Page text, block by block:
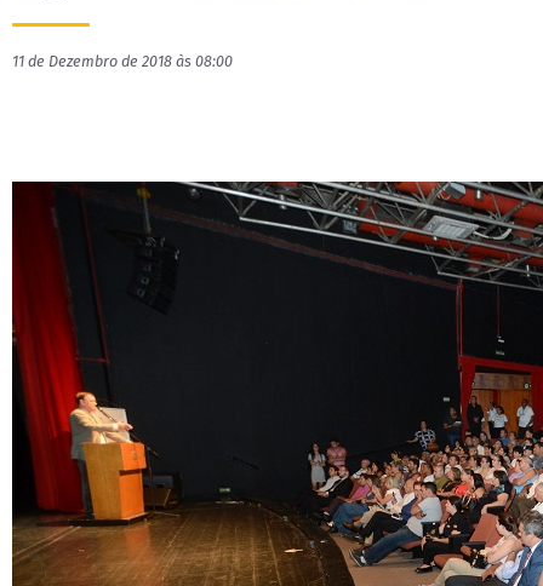
11 de Dezembro de 2018 às 08:00